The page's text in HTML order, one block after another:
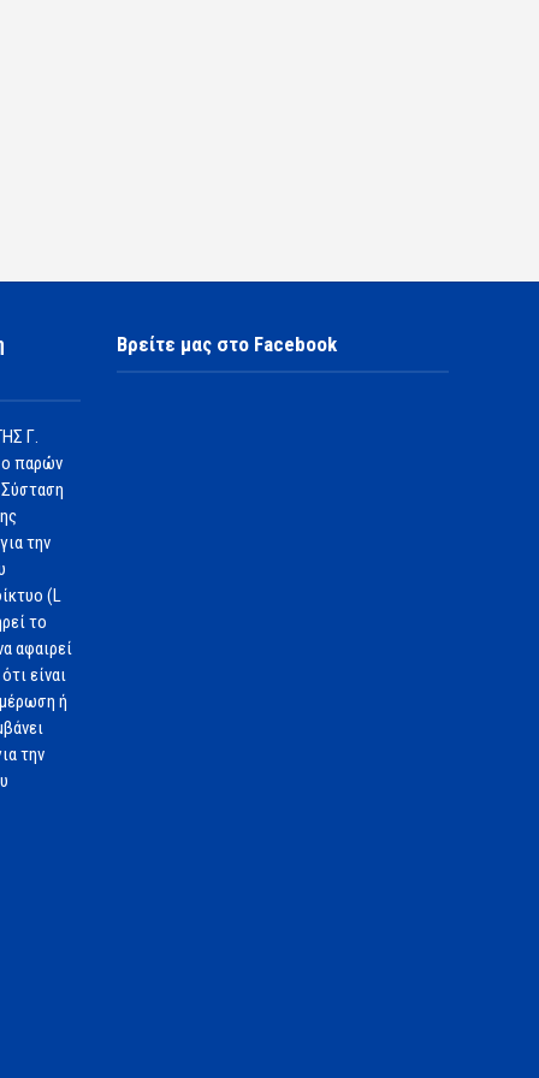
Γ.
ο παρών
την
(L
το
αφαιρεί
είναι
ή
την
Βρείτε μας στο Facebook